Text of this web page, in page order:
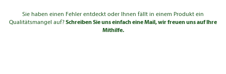
Sie haben einen Fehler entdeckt oder Ihnen fällt in einem Produkt ein
Qualitätsmangel auf?Schreiben Sie uns einfach eine Mail, wir freuen uns auf Ihre
Mithilfe.